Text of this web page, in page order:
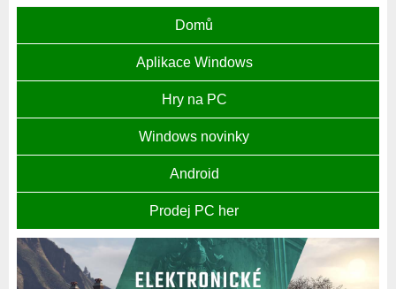
Domů
Aplikace Windows
Hry na PC
Windows novinky
Android
Prodej PC her